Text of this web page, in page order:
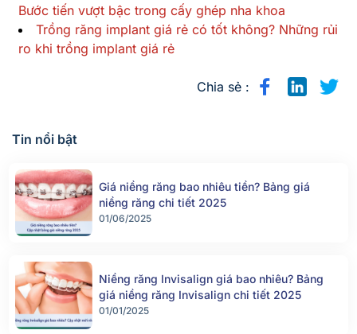
Bước tiến vượt bậc trong cấy ghép nha khoa
Trồng răng implant giá rẻ có tốt không? Những rủi
ro khi trồng implant giá rẻ
Chia sẻ :
Tin nổi bật
Giá niềng răng bao nhiêu tiền? Bảng giá
niềng răng chi tiết 2025
01/06/2025
Niềng răng Invisalign giá bao nhiêu? Bảng
giá niềng răng Invisalign chi tiết 2025
01/01/2025